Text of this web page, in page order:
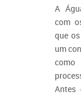
A
com
que
um
como
Antes